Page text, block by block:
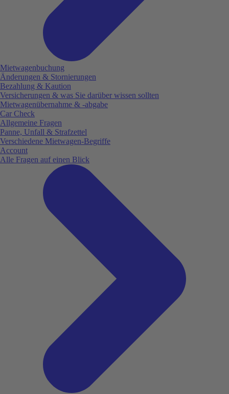
Mietwagenbuchung
Änderungen & Stornierungen
Bezahlung & Kaution
Versicherungen & was Sie darüber wissen sollten
Mietwagenübernahme & -abgabe
Car Check
Allgemeine Fragen
Panne, Unfall & Strafzettel
Verschiedene Mietwagen-Begriffe
Account
Alle Fragen auf einen Blick